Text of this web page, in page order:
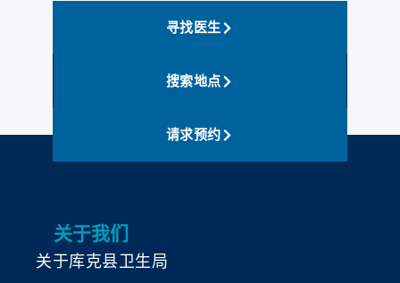
寻找医生
搜索地点
请求预约
关于我们
关于库克县卫生局